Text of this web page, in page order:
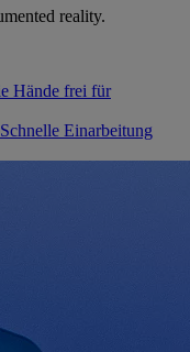
reality.
Hände frei für
Schnelle Einarbeitung